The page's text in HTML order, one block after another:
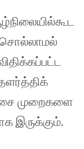
சொல்லாமல்
முறைகளை
இருக்கும்.‌